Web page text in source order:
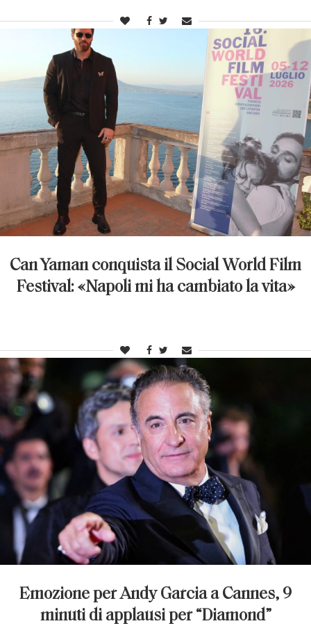
Can Yaman conquista il Social World Film
Festival: «Napoli mi ha cambiato la vita»
Emozione per Andy Garcia a Cannes, 9
minuti di applausi per “Diamond”